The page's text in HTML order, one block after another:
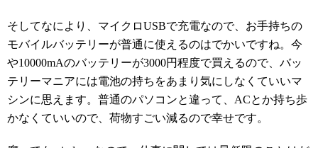
そしてなにより、マイクロUSBで充電なので、お手持ちの
モバイルバッテリーが普通に使えるのはでかいですね。今
や10000mAのバッテリーが3000円程度で買えるので、バッ
テリーマニアには電池の持ちをあまり気にしなくていいマ
シンに思えます。普通のパソコンと違って、ACとか持ち歩
かなくていいので、荷物すごい減るので幸せです。